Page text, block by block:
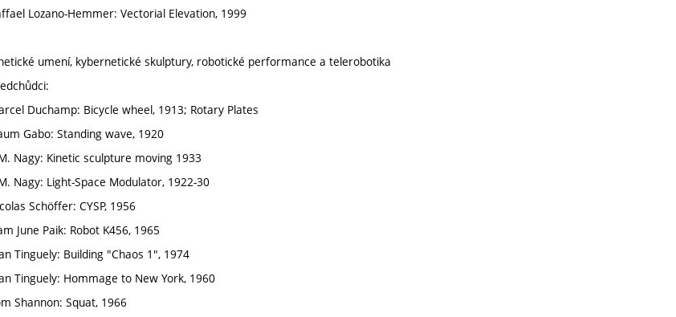
Lozano-Hemmer: Vectorial Elevation, 1999
umení, kybernetické skulptury, robotické performance a telerobotika
Duchamp: Bicycle wheel, 1913; Rotary Plates
Gabo: Standing wave, 1920
Nagy: Kinetic sculpture moving 1933
Nagy: Light-Space Modulator, 1922-30
Schöffer: CYSP, 1956
June Paik: Robot K456, 1965
Tinguely: Building "Chaos 1", 1974
Tinguely: Hommage to New York, 1960
Shannon: Squat, 1966